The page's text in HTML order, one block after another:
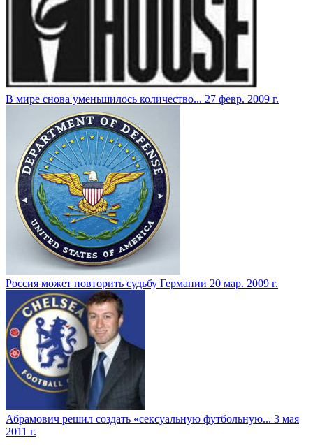
В мире снова уменьшилось количество... 27 февр. 2009 г.
Россия может повторить судьбу Германии 20 мар. 2009 г.
Абрамович решил создать «сексуальную футбольную... 3 мая
2011 г.